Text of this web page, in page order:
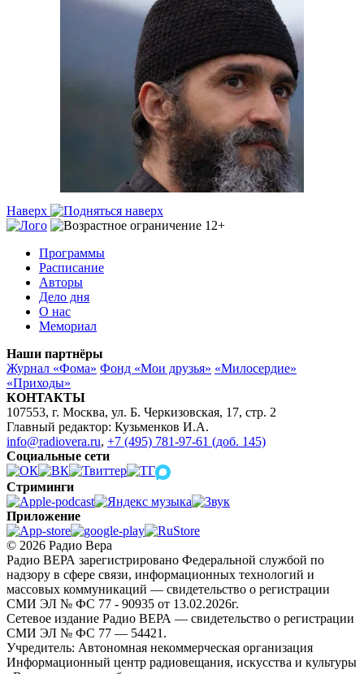
Наверх
Программы
Расписание
Авторы
Дело дня
О нас
Мемориал
Наши партнёры
Журнал «Фома» Фонд «Мои друзья» «Милосердие»
«Приходы»
КОНТАКТЫ
107553, г. Москва, ул. Б. Черкизовская, 17, стр. 2
Главный редактор: Кузьменков И.А.
info@radiovera.ru, +7 (495) 781-97-61 (доб. 145)
Социальные сети
Стриминги
Приложение
© 2026 Радио Вера
Радио ВЕРА зарегистрировано Федеральной службой по
надзору в сфере связи, информационных технологий и
массовых коммуникаций — свидетельство о регистрации
СМИ ЭЛ № ФС 77 - 90935 от 13.02.2026г.
Сетевое издание Радио ВЕРА — свидетельство о регистрации
СМИ ЭЛ № ФС 77 — 54421.
Учредитель: Автономная некоммерческая организация
Информационный центр радиовещания, искусства и культуры